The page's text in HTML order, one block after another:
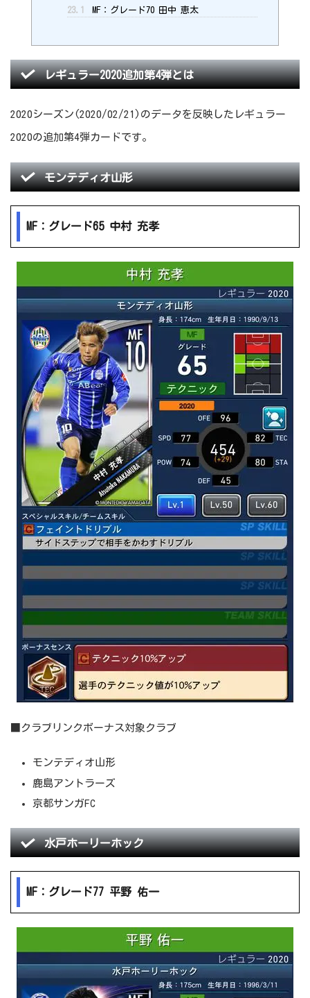
23.1 MF：グレード70 田中 恵太
レギュラー2020追加第4弾とは
2020シーズン(2020/02/21)のデータを反映したレギュラー
2020の追加第4弾カードです。
モンテディオ山形
MF：グレード65 中村 充孝
■クラブリンクボーナス対象クラブ
モンテディオ山形
鹿島アントラーズ
京都サンガFC
水戸ホーリーホック
MF：グレード77 平野 佑一